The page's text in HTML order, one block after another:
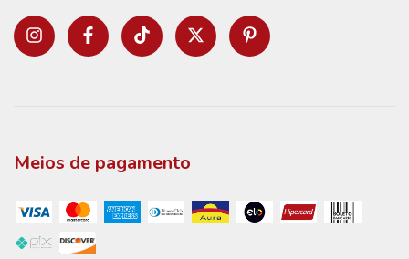
Meios de pagamento